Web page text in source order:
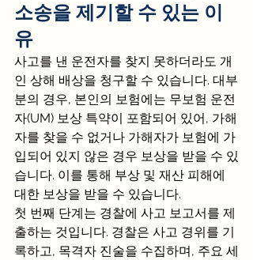
소송을 제기할 수 있는 이
유
사고를 낸 운전자를 찾지 못하더라도 개
인 상해 배상을 청구할 수 있습니다. 대부
분의 경우, 본인의 보험에는 무보험 운전
자(UM) 보상 특약이 포함되어 있어, 가해
자를 찾을 수 없거나 가해자가 보험에 가
입되어 있지 않은 경우 보상을 받을 수 있
습니다. 이를 통해 부상 및 재산 피해에
대한 보상을 받을 수 있습니다.
첫 번째 단계는 경찰에 사고 보고서를 제
출하는 것입니다. 경찰은 사고 경위를 기
록하고, 목격자 진술을 수집하며, 주요 세